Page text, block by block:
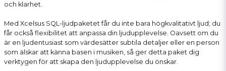
och klarhet.
Med Xcelsus SQL-ljudpaketet får du inte bara högkvalitativt ljud; du
får också flexibilitet att anpassa din ljudupplevelse. Oavsett om du
är en ljudentusiast som värdesätter subtila detaljer eller en person
som älskar att känna basen i musiken, så ger detta paket dig
verktygen för att skapa den ljudupplevelse du önskar.